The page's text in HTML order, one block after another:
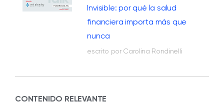
Invisible: por qué la salud
financiera importa más que
nunca
escrito por Carolina Rondinelli
CONTENIDO RELEVANTE